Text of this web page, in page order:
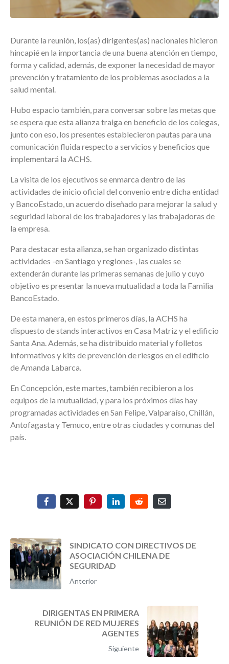
Durante la reunión, los(as) dirigentes(as) nacionales hicieron
hincapié en la importancia de una buena atención en tiempo,
forma y calidad, además, de exponer la necesidad de mayor
prevención y tratamiento de los problemas asociados a la
salud mental.
Hubo espacio también, para conversar sobre las metas que
se espera que esta alianza traiga en beneficio de los colegas,
junto con eso, los presentes establecieron pautas para una
comunicación fluida respecto a servicios y beneficios que
implementará la ACHS.
La visita de los ejecutivos se enmarca dentro de las
actividades de inicio oficial del convenio entre dicha entidad
y BancoEstado, un acuerdo diseñado para mejorar la salud y
seguridad laboral de los trabajadores y las trabajadoras de
la empresa.
Para destacar esta alianza, se han organizado distintas
actividades -en Santiago y regiones-, las cuales se
extenderán durante las primeras semanas de julio y cuyo
objetivo es presentar la nueva mutualidad a toda la Familia
BancoEstado.
De esta manera, en estos primeros días, la ACHS ha
dispuesto de stands interactivos en Casa Matriz y el edificio
Santa Ana. Además, se ha distribuido material y folletos
informativos y kits de prevención de riesgos en el edificio
de Amanda Labarca.
En Concepción, este martes, también recibieron a los
equipos de la mutualidad, y para los próximos días hay
programadas actividades en San Felipe, Valparaíso, Chillán,
Antofagasta y Temuco, entre otras ciudades y comunas del
país.
SINDICATO CON DIRECTIVOS DE
ASOCIACIÓN CHILENA DE
SEGURIDAD
Anterior
DIRIGENTAS EN PRIMERA
REUNIÓN DE RED MUJERES
AGENTES
Siguiente